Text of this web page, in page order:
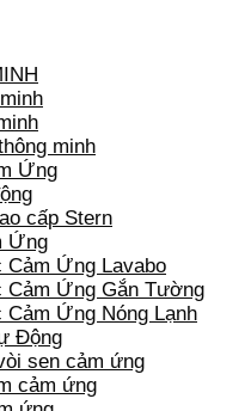
minh
Ứng
cấp Stern
Ứng
Cảm Ứng Lavabo
Cảm Ứng Gắn Tường
Ứng Nóng Lạnh
Động
sen cảm ứng
cảm ứng